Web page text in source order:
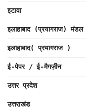
इटावा
इलाहाबाद (प्रयागराज) मंडल
इलाहाबाद( प्रयागराज )
ई-पेपर / ई-मैगज़ीन
उत्तर प्रदेश
उत्तराखंड